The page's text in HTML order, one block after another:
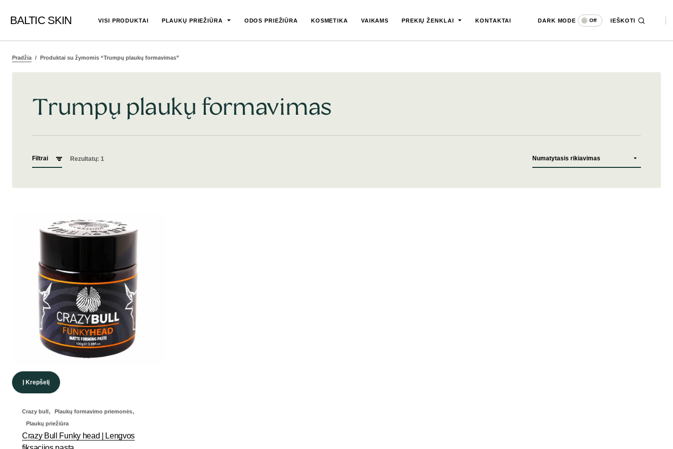
BALTIC SKIN VISI PRODUKTAI PLAUKŲ PRIEŽIŪRA ODOS PRIEŽIŪRA KOSMETIKA VAIKAMS PREKIŲ ŽENKLAI KONTAKTAI DARK MODE Off IEŠKOTI
Pradžia Produktai su žymomis “Trumpų plaukų formavimas”
Trumpų plaukų formavimas
Filtrai Rezultatų: 1
Į Krepšelį
Crazy bull, Plaukų formavimo priemonės,
Plaukų priežiūra
Crazy Bull Funky head | Lengvos